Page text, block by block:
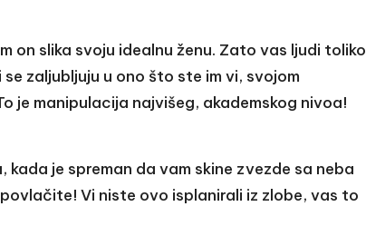
slika svoju idealnu ženu. Zato vas ljudi toliko
zaljubljuju u ono što ste im vi, svojom
je manipulacija najvišeg, akademskog nivoa!
je spreman da vam skine zvezde sa neba
Vi niste ovo isplanirali iz zlobe, vas to